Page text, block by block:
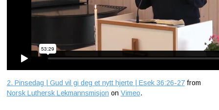
2. Pinsedag | Gud vil gi deg et nytt hjerte | Esek 36:26-27from
Norsk Luthersk Lekmannsmisjon on Vimeo.